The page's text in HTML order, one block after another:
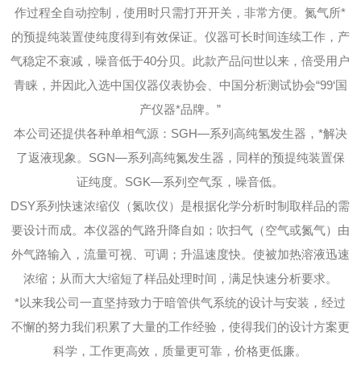
作过程全自动控制，使用时只需打开开关，非常方便。氮气所*
的预提纯装置使纯度得到有效保证。仪器可长时间连续工作，产
气稳定不衰减，噪音低于40分贝。此款产品问世以来，倍受用户
青睐，并因此入选中国仪器仪表协会、中国分析测试协会“99‘国
产仪器*品牌。”
本公司还提供各种单相气源：SGH—系列高纯氢发生器，*解决
了返液现象。SGN—系列高纯氮发生器，同样的预提纯装置保
证纯度。SGK—系列空气泵，噪音低。
DSY系列快速浓缩仪（氮吹仪）是根据化学分析时制取样品的需
要设计而成。本仪器的气路升降自如；吹扫气（空气或氮气）由
外气路输入，流量可视、可调；升温速度快。使被加热溶液迅速
浓缩；从而大大缩短了样品处理时间，满足快速分析要求。
*以来我公司一直坚持致力于暗管供气系统的设计与安装，经过
不懈的努力我们积累了大量的工作经验，使得我们的设计方案更
科学，工作更高效，质量更可靠，价格更低廉。